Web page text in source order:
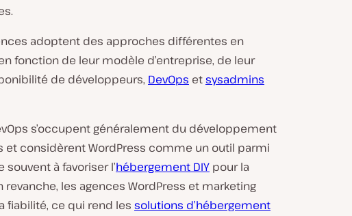
adoptent des approches différentes en
fonction de leur modèle d’entreprise, de leur
de développeurs, DevOps etsysadmins
s’occupent généralement du développement
et considèrent WordPress comme un outil parmi
souvent à favoriser l’hébergement DIY pour la
les agences WordPress et marketing
fiabilité, ce qui rend les solutions d’hébergement